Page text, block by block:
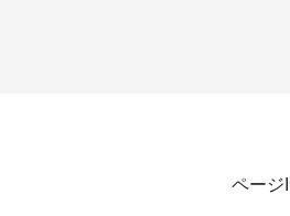
ページ